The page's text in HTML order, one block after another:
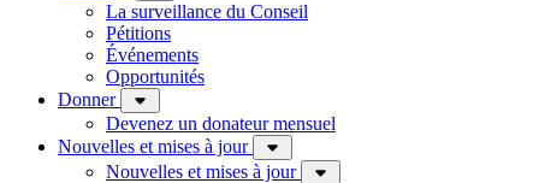
La surveillance du Conseil
Pétitions
Événements
Opportunités
Donner
Devenez un donateur mensuel
Nouvelles et mises à jour
Nouvelles et mises à jour